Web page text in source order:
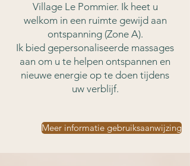
Village Le Pommier. Ik heet u
welkom in een ruimte gewijd aan
ontspanning (Zone A).
Ik bied gepersonaliseerde massages
aan om u te helpen ontspannen en
nieuwe energie op te doen tijdens
uw verblijf.
Meer informatie gebruiksaanwijzing